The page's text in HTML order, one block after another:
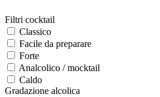
Filtri cocktail
Classico
Facile da preparare
Forte
Analcolico / mocktail
Caldo
Gradazione alcolica